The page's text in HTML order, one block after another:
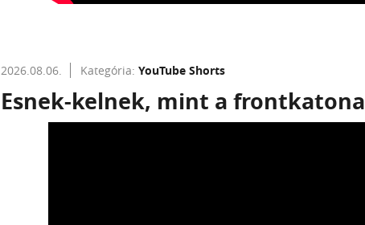
2026.08.06. Kategória: YouTube Shorts
Esnek-kelnek, mint a frontkatona